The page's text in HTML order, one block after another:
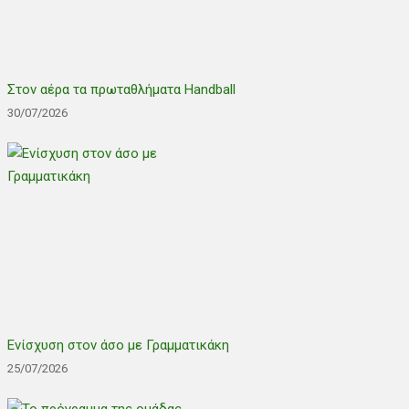
Στον αέρα τα πρωταθλήματα Handball
30/07/2026
Ενίσχυση στον άσο με Γραμματικάκη
25/07/2026